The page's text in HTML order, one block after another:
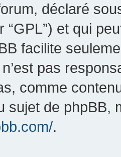
déclaré
“GPL”) et qui
facilite
pas
comme
sujet de phpBB,
.